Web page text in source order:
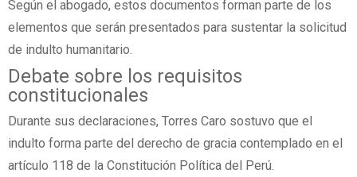
Según el abogado, estos documentos forman parte de los
elementos que serán presentados para sustentar la solicitud
de indulto humanitario.
Debate sobre los requisitos
constitucionales
Durante sus declaraciones, Torres Caro sostuvo que el
indulto forma parte del derecho de gracia contemplado en el
artículo 118 de la Constitución Política del Perú.